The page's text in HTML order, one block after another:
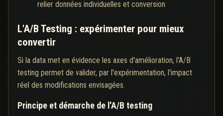
relier données individuelles et conversion
L'A/B Testing : expérimenter pour mieux
convertir
Si la data met en évidence les axes d'amélioration, l'A/B
testing permet de valider, par l'expérimentation, l'impact
réel des modifications envisagées.
Principe et démarche de l'A/B testing